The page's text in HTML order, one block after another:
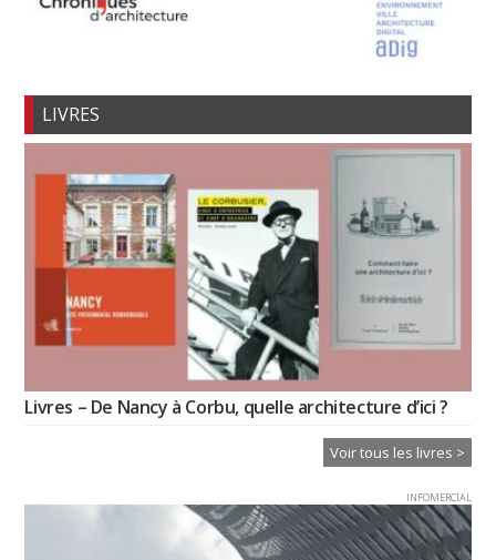
LIVRES
Livres – De Nancy à Corbu, quelle architecture d’ici ?
Voir tous les livres >
INFOMERCIAL